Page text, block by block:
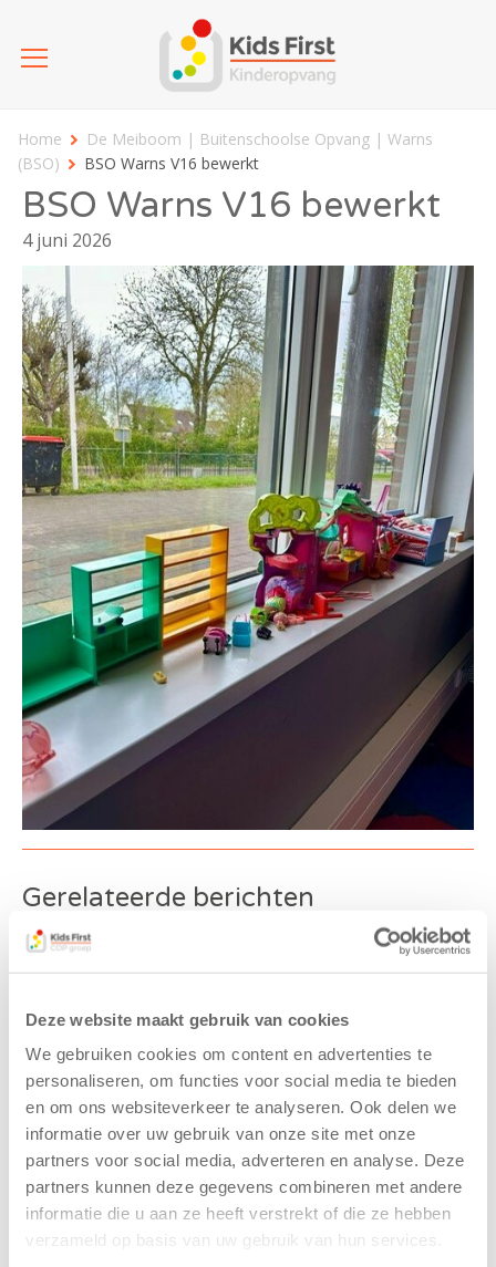
Deze website maakt gebruik van cookies
We gebruiken cookies om content en advertenties te
personaliseren, om functies voor social media te bieden
en om ons websiteverkeer te analyseren. Ook delen we
informatie over uw gebruik van onze site met onze
partners voor social media, adverteren en analyse. Deze
partners kunnen deze gegevens combineren met andere
informatie die u aan ze heeft verstrekt of die ze hebben
verzameld op basis van uw gebruik van hun services.
Home
De Meiboom | Buitenschoolse Opvang | Warns
(BSO)
BSO Warns V16 bewerkt
BSO Warns V16 bewerkt
4 juni 2026
Gerelateerde berichten
Kinderen BSO
De
Westerburcht
trainen alvast
Kids First
tekent
koopcontract
voor nieuw